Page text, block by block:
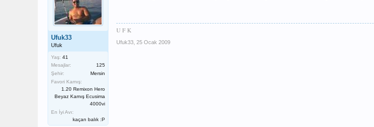
Ufuk33
Ufuk
Yaş: 41
Mesajlar:
125
Şehir:
Mersin
Favori Kamış:
1.20 Remixon Hero
Beyaz Kamış Ecusima
4000vi
En İyi Avı:
kaçan balık :P
U F K
Ufuk33 25 Ocak 2009